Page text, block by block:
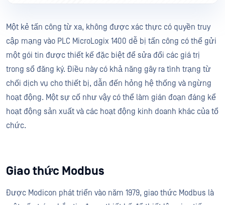
Một kẻ tấn công từ xa, không được xác thực có quyền truy
cập mạng vào PLC MicroLogix 1400 dễ bị tấn công có thể gửi
một gói tin được thiết kế đặc biệt để sửa đổi các giá trị
trong sổ đăng ký. Điều này có khả năng gây ra tình trạng từ
chối dịch vụ cho thiết bị, dẫn đến hỏng hệ thống và ngừng
hoạt động. Một sự cố như vậy có thể làm gián đoạn đáng kể
hoạt động sản xuất và các hoạt động kinh doanh khác của tổ
chức.
Giao thức Modbus
Được Modicon phát triển vào năm 1979, giao thức Modbus là